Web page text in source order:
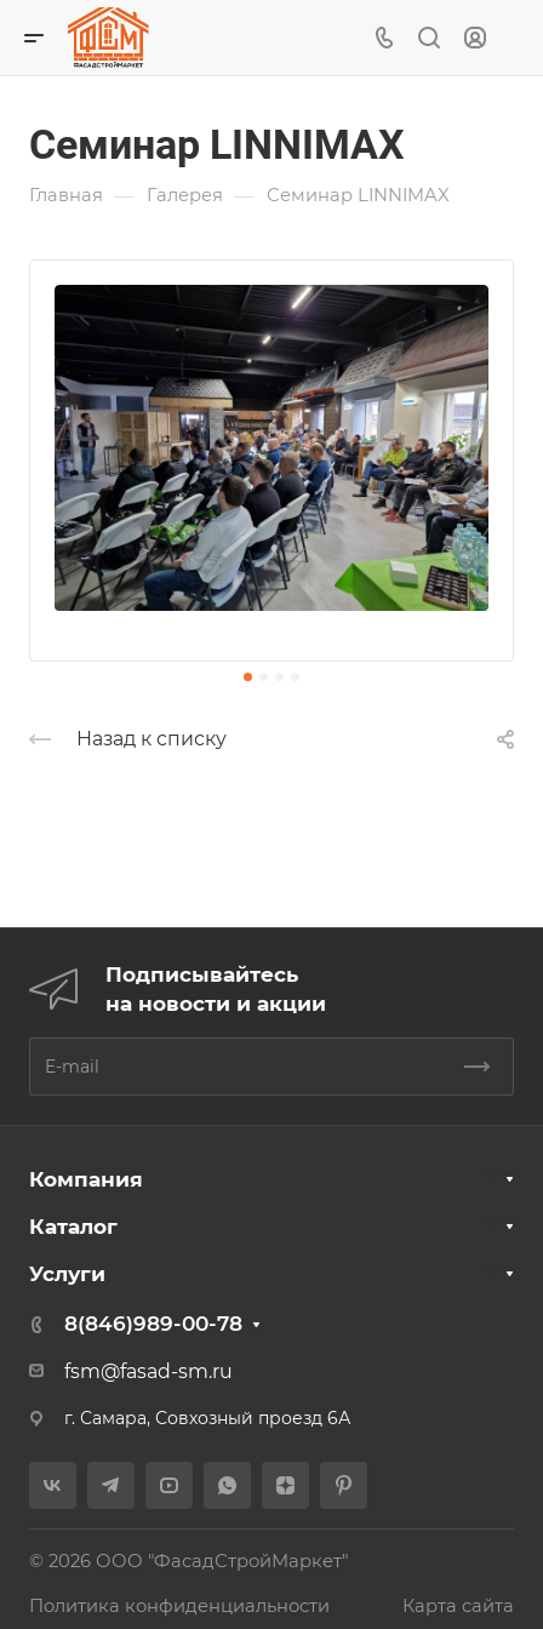
Семинар LINNIMAX
Главная — Галерея — Семинар LINNIMAX
Назад к списку
Подписывайтесь
на новости и акции
Компания
Каталог
Услуги
8(846)989-00-78
fsm@fasad-sm.ru
г. Самара, Совхозный проезд 6А
© 2026 ООО "ФасадСтройМаркет"
Политика конфиденциальности Карта сайта